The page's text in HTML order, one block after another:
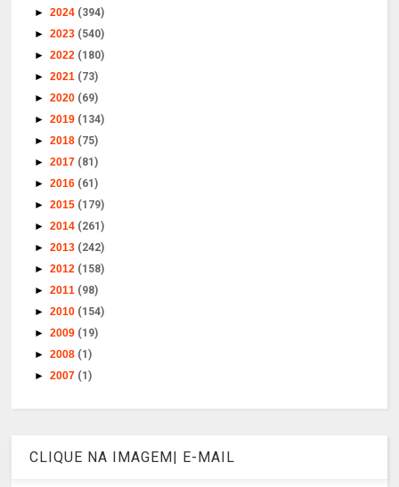
►2024 (394)
►2023 (540)
►2022 (180)
►2021 (73)
►2020 (69)
►2019 (134)
►2018 (75)
►2017 (81)
►2016 (61)
►2015 (179)
►2014 (261)
►2013 (242)
►2012 (158)
►2011 (98)
►2010 (154)
►2009 (19)
►2008 (1)
►2007 (1)
CLIQUE NA IMAGEM| E-MAIL